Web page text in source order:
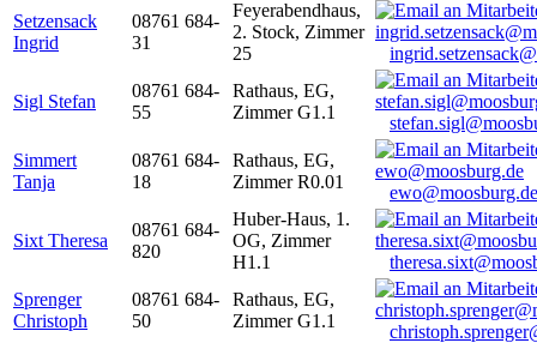
Setzensack
Ingrid
08761 684-
31
Feyerabendhaus,
2. Stock, Zimmer
25
Sigl Stefan
08761 684-
55
Rathaus, EG,
Zimmer G1.1
Simmert
Tanja
08761 684-
18
Rathaus, EG,
Zimmer R0.01
ewo@moosburg.de
Sixt Theresa
08761 684-
820
Huber-Haus, 1.
OG, Zimmer
H1.1
Sprenger
Christoph
08761 684-
50
Rathaus, EG,
Zimmer G1.1